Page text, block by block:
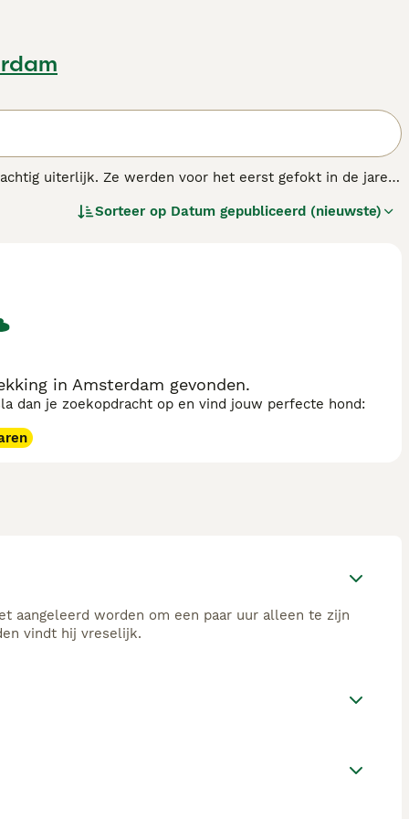
uiterlijk. Ze werden voor het eerst gefokt in de jaren
Sorteer op Datum gepubliceerd (nieuwste)
in Amsterdam gevonden.
dan je zoekopdracht op en vind jouw perfecte hond:
aangeleerd worden om een paar uur alleen te zijn
vindt hij vreselijk.